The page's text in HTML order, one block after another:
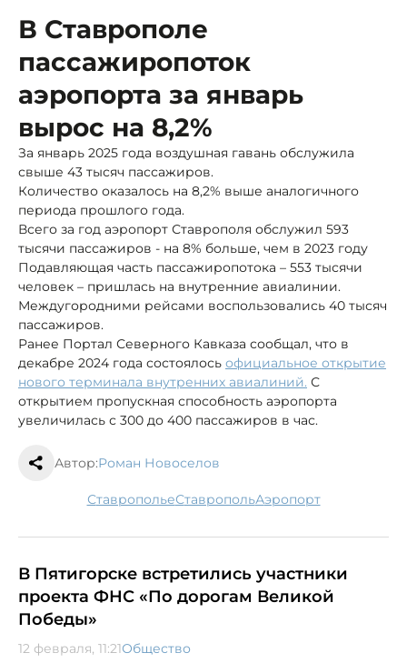
В Ставрополе
пассажиропоток
аэропорта за январь
вырос на 8,2%
За январь 2025 года воздушная гавань обслужила
свыше 43 тысяч пассажиров.
Количество оказалось на 8,2% выше аналогичного
периода прошлого года.
Всего за год аэропорт Ставрополя обслужил 593
тысячи пассажиров - на 8% больше, чем в 2023 году
Подавляющая часть пассажиропотока – 553 тысячи
человек – пришлась на внутренние авиалинии.
Междугородними рейсами воспользовались 40 тысяч
пассажиров.
Ранее Портал Северного Кавказа сообщал, что в
декабре 2024 года состоялось официальное открытие
нового терминала внутренних авиалиний. С
открытием пропускная способность аэропорта
увеличилась с 300 до 400 пассажиров в час.
Автор:Роман Новоселов
Ставрополье Ставрополь аэропорт
В Пятигорске встретились участники
проекта ФНС «По дорогам Великой
Победы»
12 февраля, 11:21Общество